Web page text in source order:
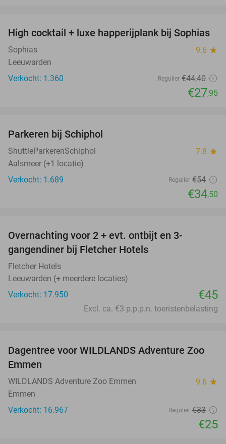
37%
High cocktail + luxe happerijplank bij Sophias
Sophias 9.6 star
Leeuwarden
Verkocht: 1.360
Regulier €44,40
€27,95
Parkeren bij Schiphol
ShuttleParkerenSchiphol 7.8 star
Aalsmeer (+1 locatie)
Verkocht: 1.689
Regulier €54
€34,50
Overnachting voor 2 + evt. ontbijt en 3-
gangendiner bij Fletcher Hotels
Fletcher Hotels
Leeuwarden (+ meerdere locaties)
Verkocht: 17.950
€45
Excl. ca. €3 p.p.p.n. toeristenbelasting
24%
Dagentree voor WILDLANDS Adventure Zoo
Emmen
WILDLANDS Adventure Zoo Emmen 9.6 star
Emmen
Verkocht: 16.967
Regulier €33
€25